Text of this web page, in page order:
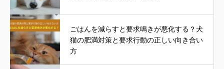
ごはんを減らすと要求鳴きが悪化する？犬
猫の肥満対策と要求行動の正しい向き合い
方